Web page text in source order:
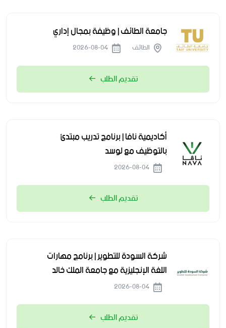
جامعة الطائف | وظيفة بمجال إداري
الطائف
تقديم الطلب
أكاديمية نافا | برنامج تدريب مبتدئ
بالتوظيف مع لوسد
تقديم الطلب
شركة السودة للتطوير | برنامج مهارات
اللغة الإنجليزية مع جامعة الملك خالد
تقديم الطلب